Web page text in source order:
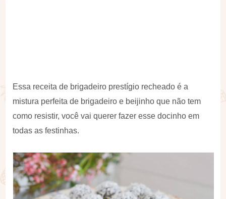
Essa receita de brigadeiro prestígio recheado é a
mistura perfeita de brigadeiro e beijinho que não tem
como resistir, você vai querer fazer esse docinho em
todas as festinhas.